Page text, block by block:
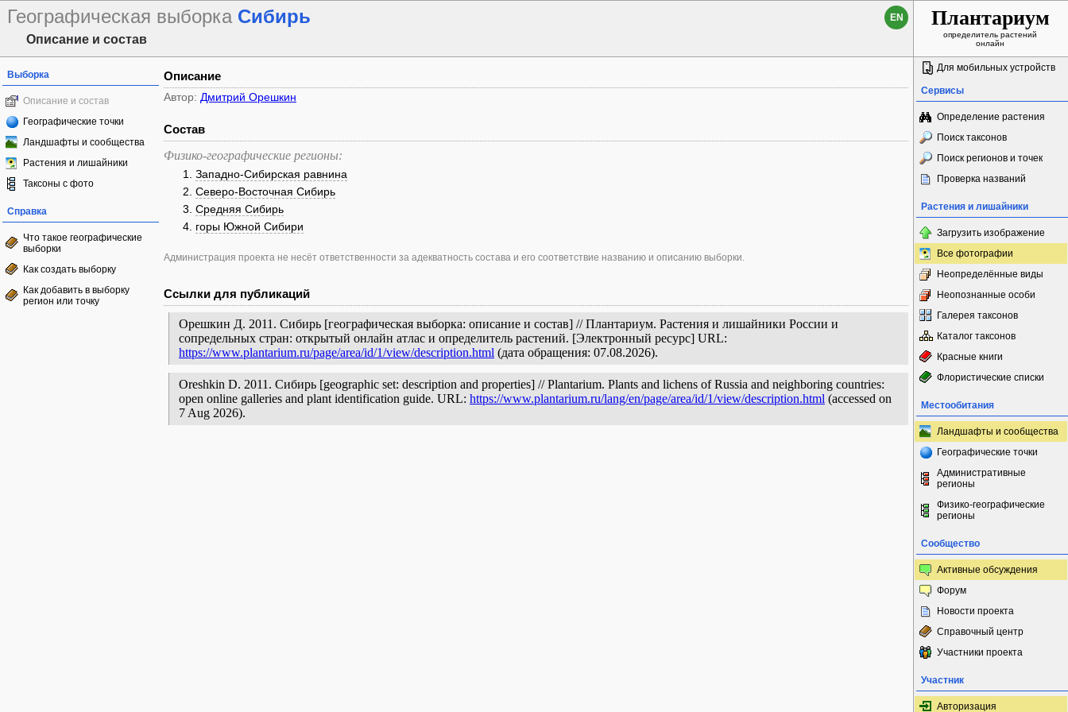
Географическая выборка Сибирь
Описание и состав
EN Плантариум
определитель растений
онлайн
Выборка
Описание и состав
Географические точки
Ландшафты и сообщества
Растения и лишайники
Таксоны с фото
Справка
Что такое географические
выборки
Как создать выборку
Как добавить в выборку
регион или точку
Описание
Автор: Дмитрий Орешкин
Состав
Физико-географические регионы:
Западно-Сибирская равнина
Северо-Восточная Сибирь
Средняя Сибирь
горы Южной Сибири
Администрация проекта не несёт ответственности за адекватность состава и его соответствие названию и описанию выборки.
Ссылки для публикаций
Орешкин Д. 2011. Сибирь [географическая выборка: описание и состав] // Плантариум. Растения и лишайники России и
сопредельных стран: открытый онлайн атлас и определитель растений. [Электронный ресурс] URL:
https://www.plantarium.ru/page/area/id/1/view/description.html (дата обращения: 07.08.2026).
Oreshkin D. 2011. Сибирь [geographic set: description and properties] // Plantarium. Plants and lichens of Russia and neighboring countries:
open online galleries and plant identification guide. URL: https://www.plantarium.ru/lang/en/page/area/id/1/view/description.html (accessed on
7 Aug 2026).
Для мобильных устройств
Сервисы
Определение растения
Поиск таксонов
Поиск регионов и точек
Проверка названий
Растения и лишайники
Загрузить изображение
Все фотографии
Неопределённые виды
Неопознанные особи
Галерея таксонов
Каталог таксонов
Красные книги
Флористические списки
Местообитания
Ландшафты и сообщества
Географические точки
Административные
регионы
Физико-географические
регионы
Сообщество
Активные обсуждения
Форум
Новости проекта
Справочный центр
Участники проекта
Участник
Авторизация